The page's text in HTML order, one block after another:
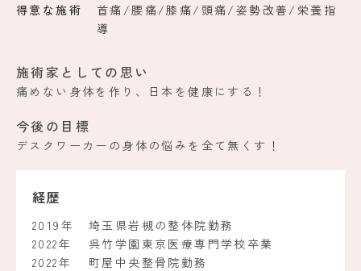
得意な施術
首痛/腰痛/膝痛/頭痛/姿勢改善/栄養指
導
施術家としての思い
痛めない身体を作り、日本を健康にする！
今後の目標
デスクワーカーの身体の悩みを全て無くす！
経歴
2019年
埼玉県岩槻の整体院勤務
2022年
呉竹学園東京医療専門学校卒業
2022年
町屋中央整骨院勤務